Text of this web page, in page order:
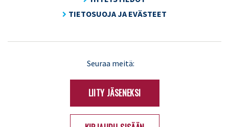
TIETOSUOJA JA EVÄSTEET
Seuraa meitä:
LIITY JÄSENEKSI